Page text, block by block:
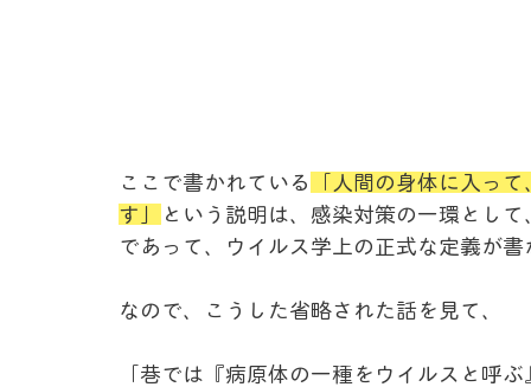
ここで書かれている
「人間の身体に入っ
す
という説明は、感染対策の一環とし
であって、ウイルス学上の正式な定義が
なので、こうした省略された話を見て、
「巷では 『病原体の一種をウイルスと呼ぶ